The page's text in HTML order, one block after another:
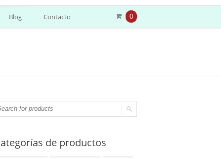
0
Blog Contacto
de productos